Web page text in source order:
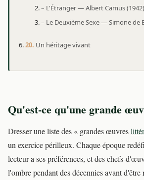
L'Étranger — Albert Camus (1942)
Le Deuxième Sexe — Simone de
Un héritage vivant
Qu'est-ce qu'une grande
Dresser une liste des « grandes œuvres
un exercice périlleux. Chaque époque
lecteur a ses préférences, et des chefs-
l'ombre pendant des décennies avant d'être